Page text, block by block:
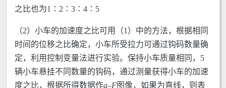
之比也为1∶2∶3∶4∶5
（2）小车的加速度之比可用（1）中的方法，根据相同
时间的位移之比确定，小车所受拉力可通过钩码数量确
定，利用控制变量法进行实验。保持小车质量相同，5
辆小车悬挂不同数量的钩码，通过测量获得小车的加速
度之比，根据所得数据作a–F图像，如果为直线，则表